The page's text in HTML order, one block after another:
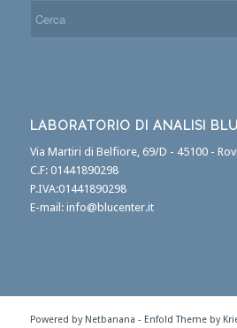
LABORATORIO DI ANALISI
Via Martiri di Belfiore, 69/D - 45100 -
C.F: 01441890298
P.IVA:01441890298
E-mail: info@blucenter.it
Powered by Netbanana - Enfold Theme by